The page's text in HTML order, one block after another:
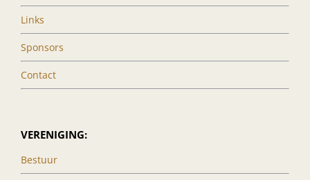
Links
Sponsors
Contact
VERENIGING:
Bestuur